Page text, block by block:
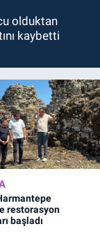
olduktan
kaybetti
restorasyon
başladı